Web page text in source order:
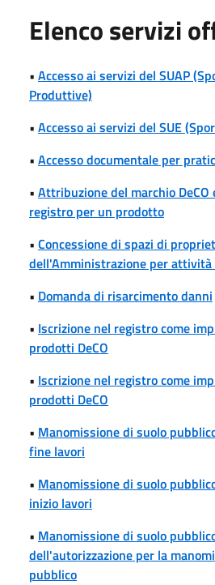
Elenco servizi
• Accesso ai servizi del SUAP
Produttive)
• Accesso ai servizi del SUE
• Accesso documentale per
• Attribuzione del marchio DeCO
registro per un prodotto
• Concessione di spazi di
dell'Amministrazione per
• Domanda di risarcimento danni
• Iscrizione nel registro come
prodotti DeCO
• Iscrizione nel registro come
prodotti DeCO
• Manomissione di suolo
fine lavori
• Manomissione di suolo
inizio lavori
• Manomissione di suolo
dell'autorizzazione per la
pubblico